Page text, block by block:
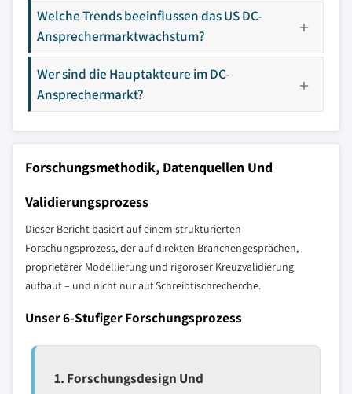
Welche Trends beeinflussen das US DC-
Ansprechermarktwachstum?
Wer sind die Hauptakteure im DC-
Ansprechermarkt?
Forschungsmethodik, Datenquellen Und
Validierungsprozess
Dieser Bericht basiert auf einem strukturierten
Forschungsprozess, der auf direkten Branchengesprächen,
proprietärer Modellierung und rigoroser Kreuzvalidierung
aufbaut – und nicht nur auf Schreibtischrecherche.
Unser 6-Stufiger Forschungsprozess
1. Forschungsdesign Und